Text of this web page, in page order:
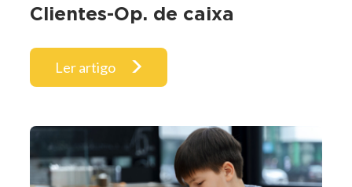
Clientes-Op. de caixa
Ler artigo